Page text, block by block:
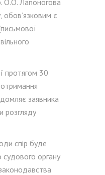
О.О. Лапоногова
обов’язковим є
протягом 30
заявника
розгляду
спір буде
органу